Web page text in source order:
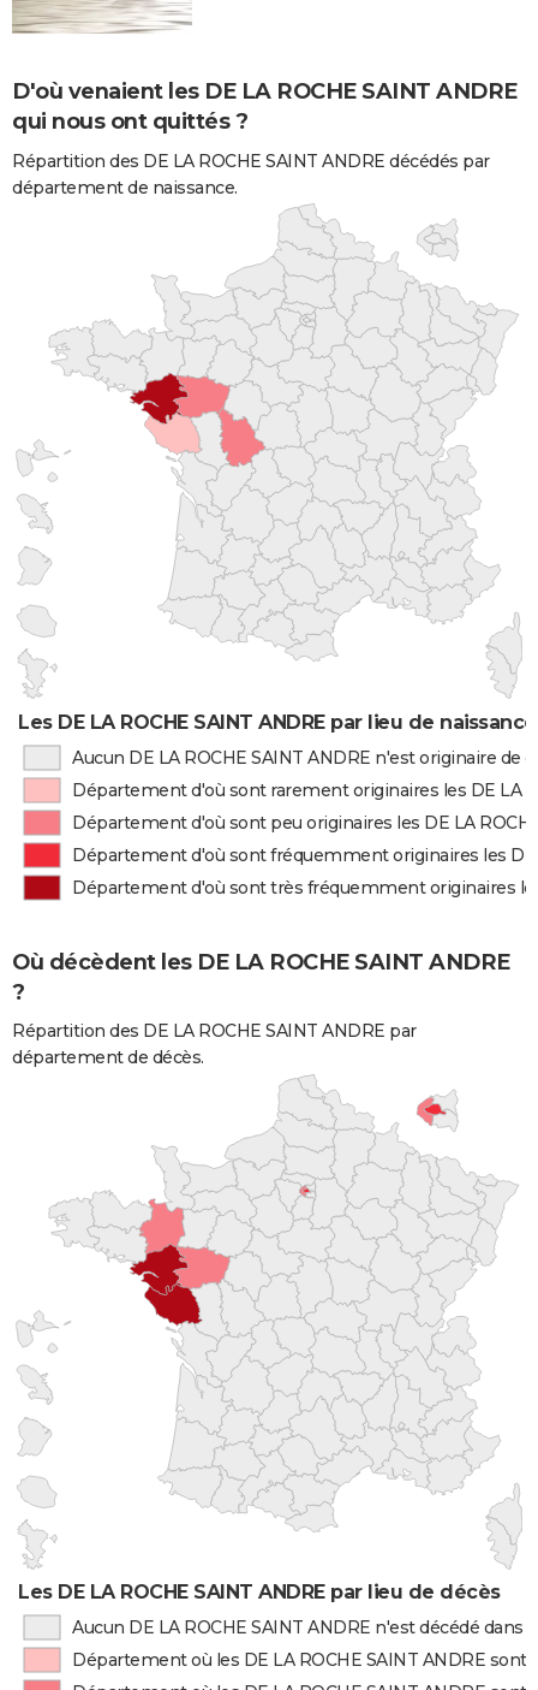
D'où venaient les DE LA ROCHE SAINT ANDRE
qui nous ont quittés ?
Répartition des DE LA ROCHE SAINT ANDRE décédés par
département de naissance.
Les DE LA ROCHE SAINT ANDRE par lieu de naissance
Aucun DE LA ROCHE SAINT ANDRE n'est originaire de
Département d'où sont rarement originaires les DE LA
Département d'où sont peu originaires les DE LA
Département d'où sont fréquemment originaires les DE
Département d'où sont très fréquemment originaires
Où décèdent les DE LA ROCHE SAINT ANDRE
?
Répartition des DE LA ROCHE SAINT ANDRE par
département de décès.
Les DE LA ROCHE SAINT ANDRE par lieu de décès
Aucun DE LA ROCHE SAINT ANDRE n'est décédé dans
Département où les DE LA ROCHE SAINT ANDRE sont